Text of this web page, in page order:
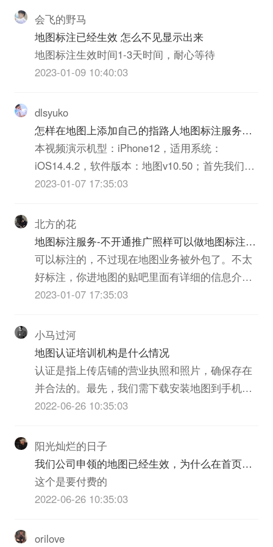
的概括并用系统表示在一定载体上的图形。
会飞的野马
地图标注已经生效 怎么不见显示出来
地图标注生效时间1-3天时间，耐心等待
2023-01-09 10:40:03
dlsyuko
怎样在地图上添加自己的指路人地图标注服务中
心铺
本视频演示机型：iPhone12，适用系统：
iOS14.4.2，软件版本：地图v10.50；首先我们打
开好的【地图】应用软件，点击【进入地图】，
号码【一键登录】，然后在该页面中找到【我的
指路人地图标注服务中心铺】；点击【我要入
驻】...
2023-01-07 17:35:03
北方的花
地图标注服务-不开通推广照样可以做地图标注吧
? U
可以标注的，不过现在地图业务被外包了。不太
好标注，你进地图的贴吧里面有详细的信息介
绍。曾经有一段时间，做推广会送地图标注，但
2023-01-07 17:35:03
小马过河
地图认证培训机构是什么情况
认证是指上传店铺的营业执照和照片，确保存在
并合法的。最先，我们需下载安装地图到手机之
上，导向于你所需添加公司/店面信息的具体位
司是适应市场经济社会化大生产的需要而形成的
一种企业组织形式。中国的公司是指依照《中华
人民共和国公司法》在中...
2022-06-26 10:35:03
阳光灿烂的日子
我们公司申领的地图已经生效，为什么在首页上
搜索公司全称在右侧没有地图显示
这个是要付费的
2022-06-26 10:35:03
orilove